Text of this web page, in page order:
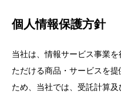
個人情報保護方針
当社は、情報サービス事業
ただける商品・サービスを
ため、当社では、受託計算